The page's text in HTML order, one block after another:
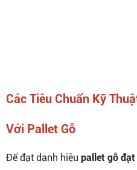
Các Tiêu Chuẩn Kỹ
Với Pallet Gỗ
Để đạt danh hiệu pallet gỗ